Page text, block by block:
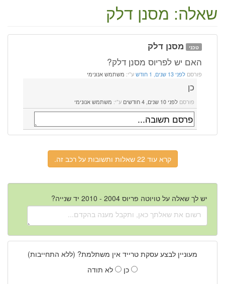
שאלה: מסנן דלק
טכני מסנן דלק
האם יש לפריוס מסנן דלק?
פורסם לפני 13 שנים, 1 חודש ע"י: משתמש אנונימי
כן
פורסם לפני 10 שנים, 4 חודשים ע"י: משתמש אנונימי
קרא עוד 22 שאלות ותשובות על רכב זה.
יש לך שאלה על טויוטה פריוס 2004 - 2010 יד שנייה?
מעוניין לבצע עסקת טרייד אין משתלמת? (ללא התחייבות)
כן
לא תודה